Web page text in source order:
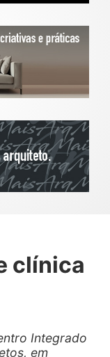
clínica
Integrado
em